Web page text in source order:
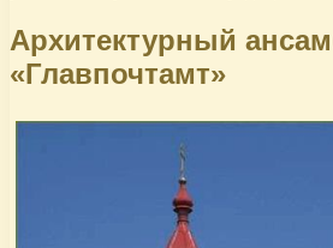
Архитектурный
«Главпочтамт»